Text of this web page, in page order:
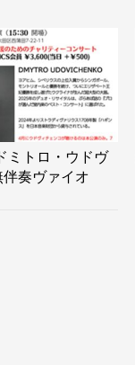
ミトロ・ウドヴ
伴奏ヴァイオ